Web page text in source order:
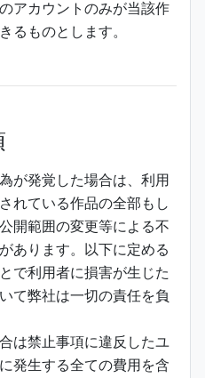
アカウントのみが当該作
るものとします。
が発覚した場合は、利用
れている作品の全部もし
開範囲の変更等による不
あります。以下に定める
で利用者に損害が生じた
て弊社は一切の責任を負
は禁止事項に違反したユ
発生する全ての費用を含